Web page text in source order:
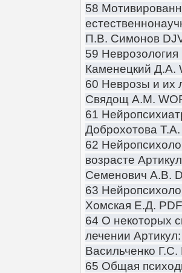
58
П.В. Симонов
59
Каменецкий Д.А.
60 Неврозы и их
Свядощ А.М.
61
Доброхотова
62
возрасте
Семенович А.В.
63
Хомская Е.Д. PDF
64 О некоторых
лечении
Васильченко Г.С.
65 Общая